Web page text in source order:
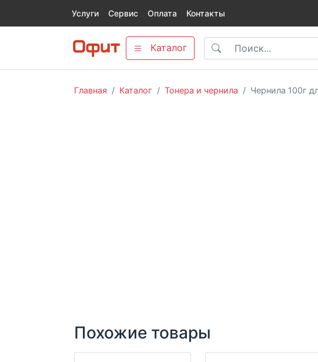
Услуги Сервис Оплата Контакты
Каталог
Главная Каталог Тонера и чернила Чернила 100г
Похожие товары